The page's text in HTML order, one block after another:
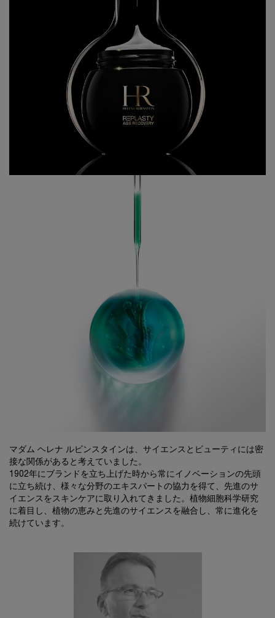
マダム ヘレナ ルビンスタインは、サイエンスとビューティには密
接な関係があると考えていました。
1902年にブランドを立ち上げた時から常にイノベーションの先頭
に立ち続け、様々な分野のエキスパートの協力を得て、先進のサ
イエンスをスキンケアに取り入れてきました。植物細胞科学研究
に着目し、植物の恵みと先進のサイエンスを融合し、常に進化を
続けています。